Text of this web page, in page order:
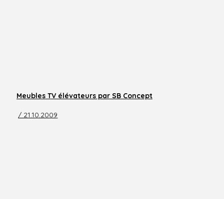
Meubles TV élévateurs par SB Concept
/ 21.10.2009